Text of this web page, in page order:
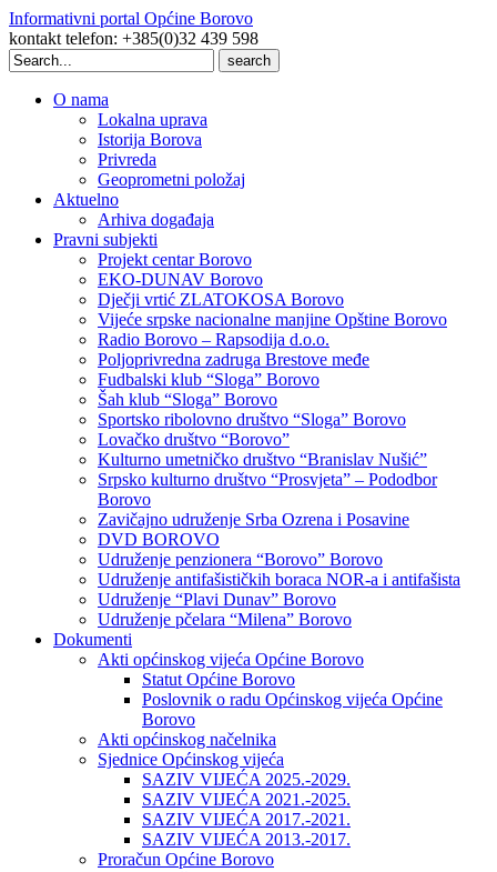
Informativni portal Općine Borovo
kontakt telefon: +385(0)32 439 598
Search
for:
O nama
Lokalna uprava
Istorija Borova
Privreda
Geoprometni položaj
Aktuelno
Arhiva događaja
Pravni subjekti
Projekt centar Borovo
EKO-DUNAV Borovo
Dječji vrtić ZLATOKOSA Borovo
Vijeće srpske nacionalne manjine Opštine Borovo
Radio Borovo – Rapsodija d.o.o.
Poljoprivredna zadruga Brestove međe
Fudbalski klub “Sloga” Borovo
Šah klub “Sloga” Borovo
Sportsko ribolovno društvo “Sloga” Borovo
Lovačko društvo “Borovo”
Kulturno umetničko društvo “Branislav Nušić”
Srpsko kulturno društvo “Prosvjeta” – Pododbor
Borovo
Zavičajno udruženje Srba Ozrena i Posavine
DVD BOROVO
Udruženje penzionera “Borovo” Borovo
Udruženje antifašističkih boraca NOR-a i antifašista
Udruženje “Plavi Dunav” Borovo
Udruženje pčelara “Milena” Borovo
Dokumenti
Akti općinskog vijeća Općine Borovo
Statut Općine Borovo
Poslovnik o radu Općinskog vijeća Općine
Borovo
Akti općinskog načelnika
Sjednice Općinskog vijeća
SAZIV VIJEĆA 2025.-2029.
SAZIV VIJEĆA 2021.-2025.
SAZIV VIJEĆA 2017.-2021.
SAZIV VIJEĆA 2013.-2017.
Proračun Općine Borovo